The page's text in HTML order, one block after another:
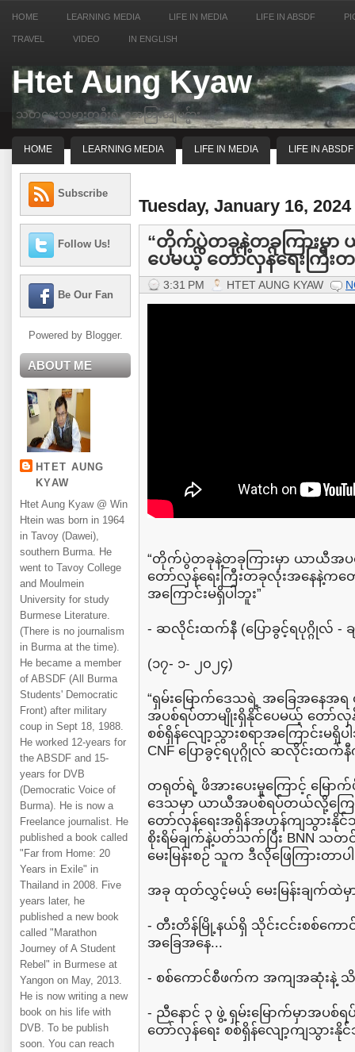
HOME LEARNING MEDIA LIFE IN MEDIA LIFE IN ABSDF
TRAVEL VIDEO IN ENGLISH
Htet Aung Kyaw
သတင္းသမားတဦးရဲ့ အေတြးအျမင္မ်ား
HOME LEARNING MEDIA LIFE IN MEDIA LIFE IN ABSDF
Subscribe
Follow Us!
Be Our Fan
Powered by Blogger.
ABOUT ME
HTET AUNG
KYAW
Htet Aung Kyaw @ Win
Htein was born in 1964
in Tavoy (Dawei),
southern Burma. He
went to Tavoy College
and Moulmein
University for study
Burmese Literature.
(There is no journalism
in Burma at the time).
He became a member
of ABSDF (All Burma
Students' Democratic
Front) after military
coup in Sept 18, 1988.
He worked 12-years for
the ABSDF and 15-
years for DVB
(Democratic Voice of
Burma). He is now a
Freelance journalist. He
published a book called
"Far from Home: 20
Years in Exile" in
Thailand in 2008. Five
years later, he
published a new book
called "Marathon
Journey of A Student
Rebel" in Burmese at
Yangon on May, 2013.
He is now writing a new
book on his life with
DVB. To be publish
soon. You can reach
Tuesday, January 16, 2024
“တိုက်ပွဲတခုနဲ့တခုကြားမှာ
ပေမယ့် တော်လှန်ရေးကြီးတ
3:31 PM HTET AUNG KYAW
“တိုက်ပွဲတခုနဲ့တခုကြားမှာ ယာယီအပ
တော်လှန်ရေးကြီးတခုလုံးအနေနဲ့ကတေ
အကြောင်းမရှိပါဘူး”
- ဆလိုင်းထက်နီ (ပြောခွင့်ရပုဂ္ဂိုလ် - ခ
(၁၇- ၁- ၂၀၂၄)
“ရှမ်းမြောက်ဒေသရဲ့ အခြေအနေ
အပစ်ရပ်တာမျိုးရှိနိုင်ပေမယ့် တော်
စစ်ရှိန်လျော့သွားစရာအကြောင်းမရှိပ
CNF ပြောခွင့်ရပုဂ္ဂိုလ် ဆလိုင်းထက်
တရုတ်ရဲ့ ဖိအားပေးမှုကြောင့် မြောက်
ဒေသမှာ ယာယီအပစ်ရပ်တယ်လို့ကြေည
တော်လှန်ရေးအရှိန်အဟုန်ကျသွား
စိုးရိမ်ချက်နဲ့ပတ်သက်ပြီး BNN သတ
မေးမြန်းစဉ် သူက ဒီလိုဖြေကြားတာပါ
အခု ထုတ်လွှင့်မယ့် မေးမြန်းချက်ထဲမှ
- တီးတိန်မြို့နယ်ရှိ သိုင်းငင်းစစ်ကော
အခြေအနေ...
- စစ်ကောင်စီဖက်က အကျအဆုံးနဲ့ သိ
- ညီနောင် ၃ ဖွဲ့ ရှမ်းမြောက်မှာအ
တော်လှန်ရေး စစ်ရှိန်လျော့ကျသွားနို